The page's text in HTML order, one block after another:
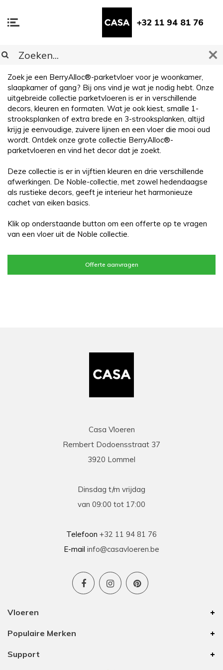
+32 11 94 81 76
Noble
Zoek je een BerryAlloc®-parketvloer voor je woonkamer,
slaapkamer of gang? Bij ons vind je wat je nodig hebt. Onze
uitgebreide collectie parketvloeren is er in verschillende
decors, kleuren en formaten. Wat je ook kiest, smalle 1-
strooksplanken of extra brede en 3-strooksplanken, altijd
krijg je eenvoudige, zuivere lijnen en een vloer die mooi oud
wordt. Ontdek onze grote collectie BerryAlloc®-
parketvloeren en vind het decor dat je zoekt.
Deze collectie is er in vijftien kleuren en drie verschillende
afwerkingen. De Noble-collectie, met zowel hedendaagse
als rustieke decors, geeft je interieur het harmonieuze
cachet van eiken basics.
Klik op onderstaande button om een offerte op te vragen
van een vloer uit de Noble collectie.
Offerte aanvragen
Casa Vloeren
Rembert Dodoensstraat 37
3920 Lommel
Dinsdag t/m vrijdag
van 09:00 tot 17:00
Telefoon +32 11 94 81 76
E-mail info@casavloeren.be
Vloeren
Populaire Merken
Support